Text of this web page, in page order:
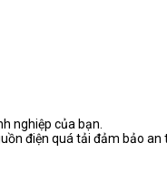
nghiệp của bạn.
điện quá tải đảm bảo an